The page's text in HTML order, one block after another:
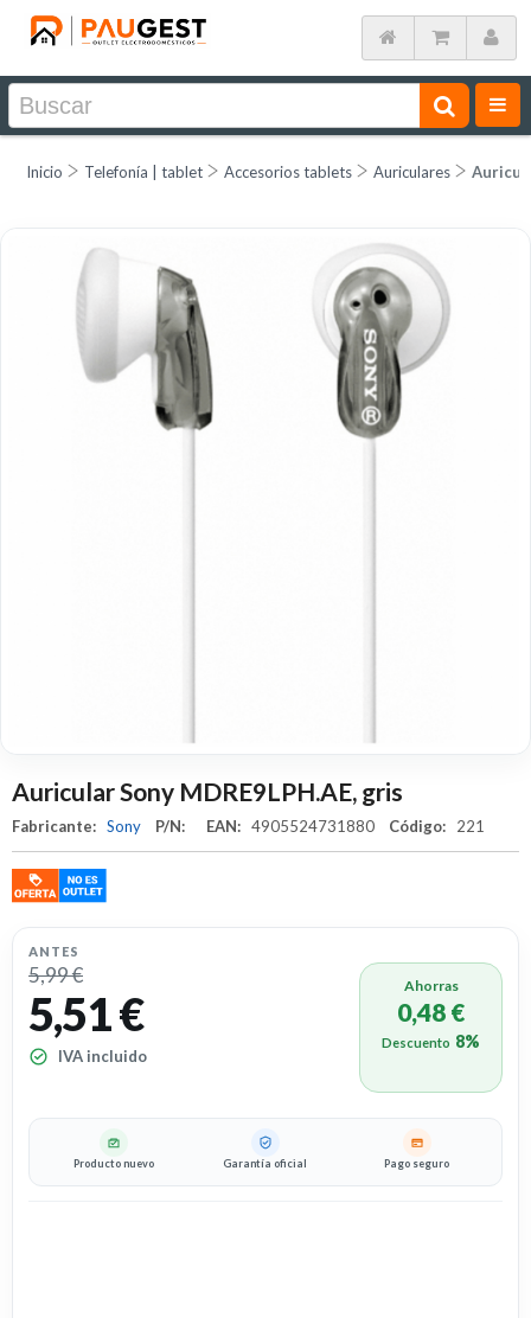
Inicio Telefonía | tablet Accesorios tablets Auriculares
Auricular Sony MDRE9LPH.AE, gris
Fabricante: Sony P/N: EAN: 4905524731880 Código: 221
ANTES
5,99 €
5,51 €
IVA incluido
Ahorras
0,48 €
Descuento 8%
Producto nuevo Garantía oficial Pago seguro